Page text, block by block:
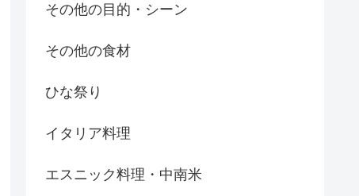
その他の目的・シーン
その他の食材
ひな祭り
イタリア料理
エスニック料理・中南米